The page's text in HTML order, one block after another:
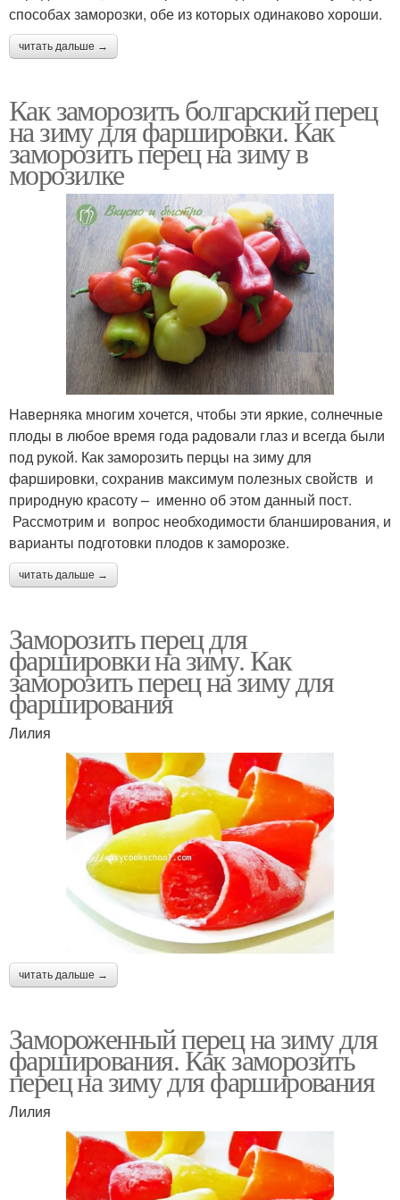
способах заморозки, обе из которых одинаково хороши.
читать дальше →
Как заморозить болгарский перец
на зиму для фаршировки. Как
заморозить перец на зиму в
морозилке
Наверняка многим хочется, чтобы эти яркие, солнечные
плоды в любое время года радовали глаз и всегда были
под рукой. Как заморозить перцы на зиму для
фаршировки, сохранив максимум полезных свойств и
природную красоту – именно об этом данный пост.
Рассмотрим и вопрос необходимости бланширования, и
варианты подготовки плодов к заморозке.
читать дальше →
Заморозить перец для
фаршировки на зиму. Как
заморозить перец на зиму для
фарширования
Лилия
читать дальше →
Замороженный перец на зиму для
фарширования. Как заморозить
перец на зиму для фарширования
Лилия